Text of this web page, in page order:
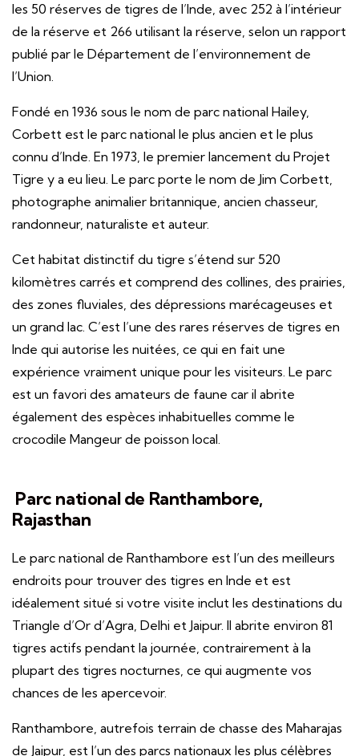
les 50 réserves de tigres de l’Inde, avec 252 à l’intérieur
de la réserve et 266 utilisant la réserve, selon un rapport
publié par le Département de l’environnement de
l’Union.
Fondé en 1936 sous le nom de parc national Hailey,
Corbett est le parc national le plus ancien et le plus
connu d’Inde. En 1973, le premier lancement du Projet
Tigre y a eu lieu. Le parc porte le nom de Jim Corbett,
photographe animalier britannique, ancien chasseur,
randonneur, naturaliste et auteur.
Cet habitat distinctif du tigre s’étend sur 520
kilomètres carrés et comprend des collines, des prairies,
des zones fluviales, des dépressions marécageuses et
un grand lac. C’est l’une des rares réserves de tigres en
Inde qui autorise les nuitées, ce qui en fait une
expérience vraiment unique pour les visiteurs. Le parc
est un favori des amateurs de faune car il abrite
également des espèces inhabituelles comme le
crocodile Mangeur de poisson local.
Parc national de Ranthambore,
Rajasthan
Le parc national de Ranthambore est l’un des meilleurs
endroits pour trouver des tigres en Inde et est
idéalement situé si votre visite inclut les destinations du
Triangle d’Or d’Agra, Delhi et Jaipur. Il abrite environ 81
tigres actifs pendant la journée, contrairement à la
plupart des tigres nocturnes, ce qui augmente vos
chances de les apercevoir.
Ranthambore, autrefois terrain de chasse des Maharajas
de Jaipur, est l’un des parcs nationaux les plus célèbres